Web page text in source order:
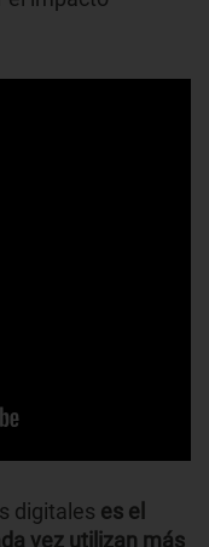
digitales es el
vez utilizan más